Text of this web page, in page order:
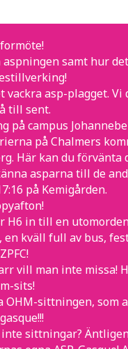
samt hur
asp-plagget. Vi
till sent.
på campus
på Chalmers
Här kan du förvänta
asparna till de
på Kemigården.
H6 in till en
kväll full av bus,
vill man inte missa!
sits!
OHM-sittningen, som
sittningar?